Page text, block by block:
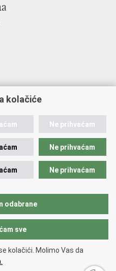
za Republiku Hrvatsku
poslova Republike Hrvatske.
kolačiće
Ne prihvaćam
Ne prihvaćam
Ne prihvaćam
odabrane
sve
kolačići. Molimo Vas da